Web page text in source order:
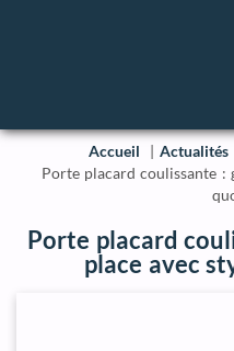
Accueil Actualités
Porte placard coulissante :
Porte placard
place avec